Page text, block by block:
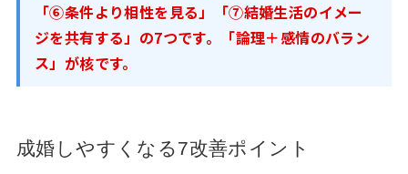
「⑥条件より相性を見る」「⑦結婚生活のイメー
ジを共有する」の7つです。「論理＋感情のバラン
ス」が核です。
成婚しやすくなる7改善ポイント